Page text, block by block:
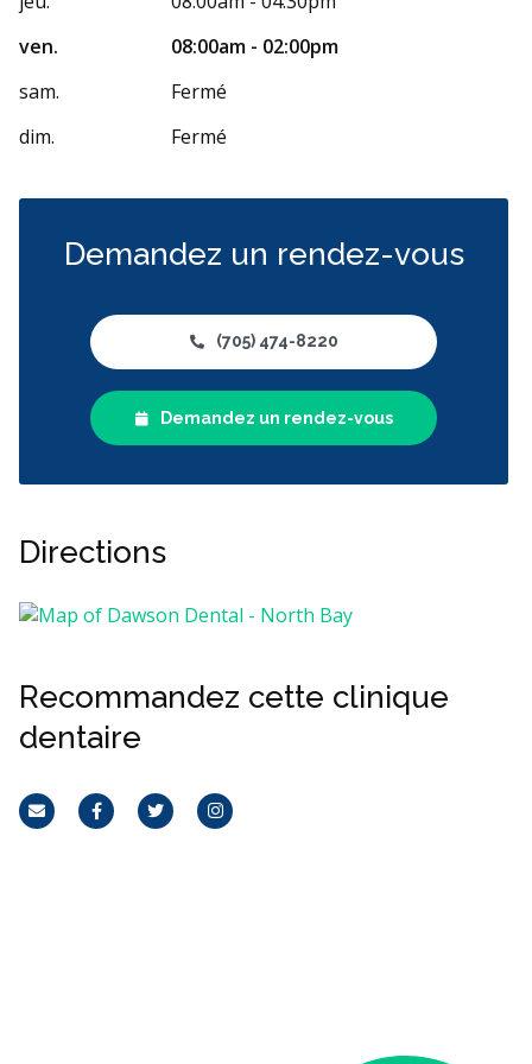
ven.
08:00am - 02:00pm
sam.
Fermé
dim.
Fermé
Demandez un rendez-vous
(705) 474-8220
Demandez un rendez-vous
Directions
Recommandez cette clinique
dentaire
CourrielFacebookTwitterInstagram